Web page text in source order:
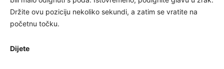
Držite ovu poziciju nekoliko sekundi, a zatim se vratite na
početnu točku.
Dijete